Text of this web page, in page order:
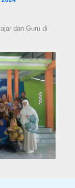
dan Guru di